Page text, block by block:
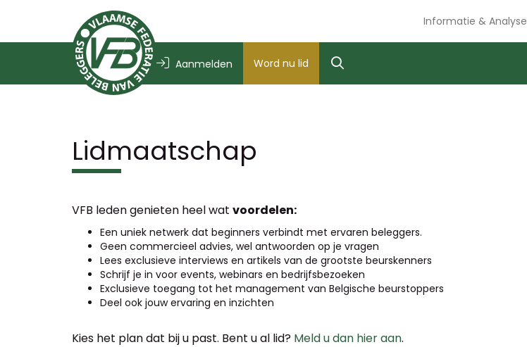
Informatie & Analyse
Aanmelden Word nu lid
Lidmaatschap
VFB leden genieten heel wat voordelen:
Een uniek netwerk dat beginners verbindt met ervaren beleggers.
Geen commercieel advies, wel antwoorden op je vragen
Lees exclusieve interviews en artikels van de grootste beurskenners
Schrijf je in voor events, webinars en bedrijfsbezoeken
Exclusieve toegang tot het management van Belgische beurstoppers
Deel ook jouw ervaring en inzichten
Kies het plan dat bij u past. Bent u al lid? Meld u dan hier aan.